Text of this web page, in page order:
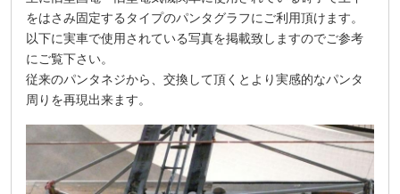
をはさみ固定するタイプのパンタグラフにご利用頂けます。
以下に実車で使用されている写真を掲載致しますのでご参考
にご覧下さい。
従来のパンタネジから、交換して頂くとより実感的なパンタ
周りを再現出来ます。